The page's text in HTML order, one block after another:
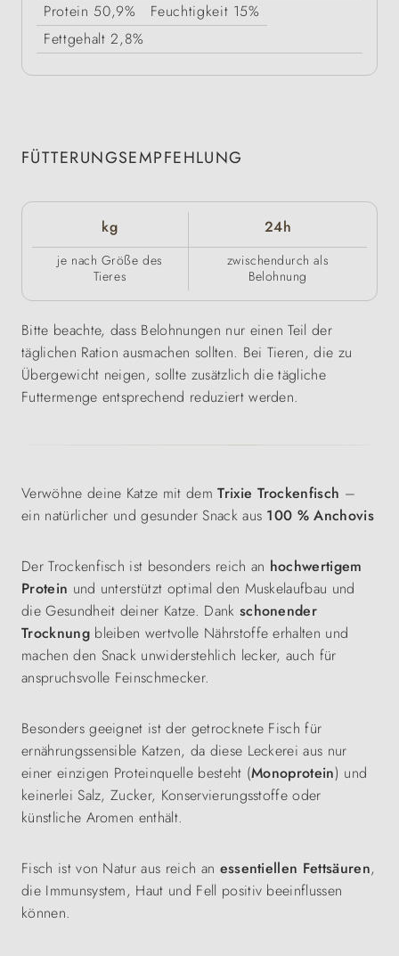
Protein 50,9% Feuchtigkeit 15%
Fettgehalt 2,8%
FÜTTERUNGSEMPFEHLUNG
kg 24h
je nach Größe des
Tieres
zwischendurch als
Belohnung
Bitte beachte, dass Belohnungen nur einen Teil der
täglichen Ration ausmachen sollten. Bei Tieren, die zu
Übergewicht neigen, sollte zusätzlich die tägliche
Futtermenge entsprechend reduziert werden.
Verwöhne deine Katze mit demTrixie Trockenfisch –
ein natürlicher und gesunder Snack aus 100 % Anchovis
Der Trockenfisch ist besonders reich an hochwertigem
Protein und unterstützt optimal den Muskelaufbau und
die Gesundheit deiner Katze. Dank schonender
Trocknungbleiben wertvolle Nährstoffe erhalten und
machen den Snack unwiderstehlich lecker, auch für
anspruchsvolle Feinschmecker.
Besonders geeignet ist der getrocknete Fisch für
ernährungssensible Katzen, da diese Leckerei aus nur
einer einzigen Proteinquelle besteht (Monoprotein) und
keinerlei Salz, Zucker, Konservierungsstoffe oder
künstliche Aromen enthält.
Fisch ist von Natur aus reich an essentiellen Fettsäuren,
die Immunsystem, Haut und Fell positiv beeinflussen
können.